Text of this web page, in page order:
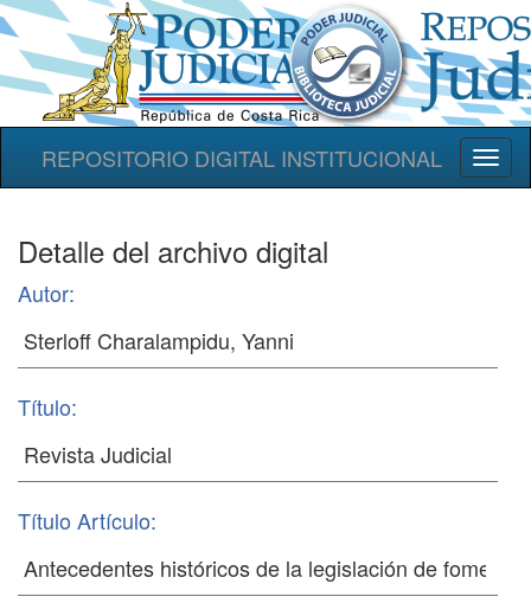
REPOSITORIO DIGITAL INSTITUCIONAL
Detalle del archivo digital
Autor:
Título:
Título Artículo: